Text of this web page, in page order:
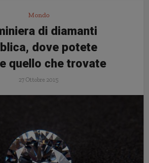
Mondo
di diamanti
dove potete
quello che trovate
27 Ottobre 2015